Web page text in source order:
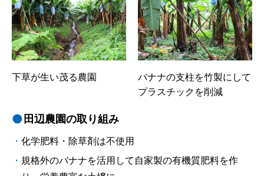
下草が生い茂る農園
バナナの支柱を竹製にして
プラスチックを削減
田辺農園の取り組み
化学肥料・除草剤は不使用
規格外のバナナを活用して自家製の有機質肥料を作